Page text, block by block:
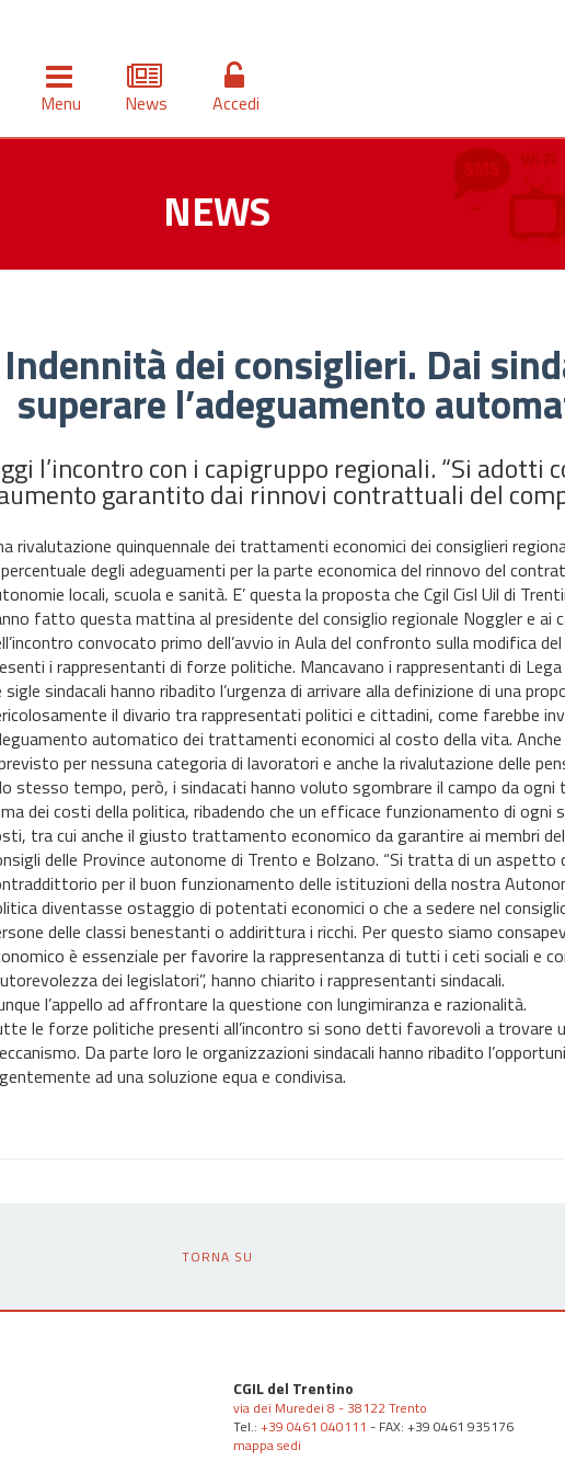
Menu News Accedi
NEWS
Indennità dei consiglieri. Dai
superare l’adeguamento
l’incontro con i capigruppo regionali. “Si adotti
garantito dai rinnovi contrattuali del
rivalutazione quinquennale dei trattamenti economici dei consiglieri
degli adeguamenti per la parte economica del rinnovo del
locali, scuola e sanità. E’ questa la proposta che Cgil Cisl Uil di
fatto questa mattina al presidente del consiglio regionale Noggler e ai
convocato primo dell’avvio in Aula del confronto sulla modifica
i rappresentanti di forze politiche. Mancavano i rappresentanti di Lega
sigle sindacali hanno ribadito l’urgenza di arrivare alla definizione di una
il divario tra rappresentati politici e cittadini, come farebbe
automatico dei trattamenti economici al costo della vita.
per nessuna categoria di lavoratori e anche la rivalutazione delle
stesso tempo, però, i sindacati hanno voluto sgombrare il campo da
dei costi della politica, ribadendo che un efficace funzionamento di ogni
tra cui anche il giusto trattamento economico da garantire ai membri del
delle Province autonome di Trento e Bolzano. “Si tratta di un aspetto
per il buon funzionamento delle istituzioni della nostra
diventasse ostaggio di potentati economici o che a sedere nel
delle classi benestanti o addirittura i ricchi. Per questo siamo
è essenziale per favorire la rappresentanza di tutti i ceti sociali e
dei legislatori”, hanno chiarito i rappresentanti sindacali.
l’appello ad affrontare la questione con lungimiranza e razionalità.
le forze politiche presenti all’incontro si sono detti favorevoli a trovare
Da parte loro le organizzazioni sindacali hanno ribadito
ad una soluzione equa e condivisa.
TORNA SU
CGIL del Trentino
via dei Muredei 8 - 38122 Trento
Tel.: +39 0461 040111 - FAX: +39 0461 935176
mappa sedi